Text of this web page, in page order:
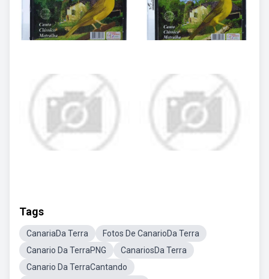
Tags
CanariaDa Terra
Fotos De CanarioDa Terra
Canario Da TerraPNG
CanariosDa Terra
Canario Da TerraCantando